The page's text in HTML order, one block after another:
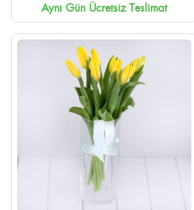
Aynı Gün Ücretsiz Teslimat